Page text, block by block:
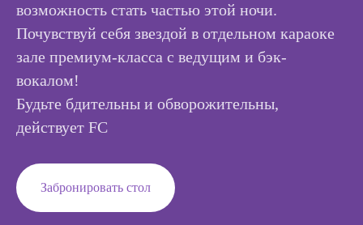
возможность стать частью этой ночи.
Почувствуй себя звездой в отдельном караоке
зале премиум-класса с ведущим и бэк-
вокалом!
Будьте бдительны и обворожительны,
действует FC
Забронировать стол